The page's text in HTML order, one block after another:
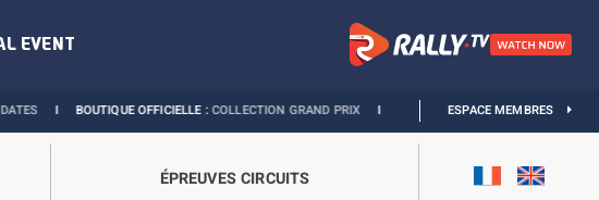
BOUTIQUE OFFICIELLE :COLLECTION GRAND PRIXIEXPOSITION MONACO & L’AUTOMOBILE :
ESPACE MEMBRES
ÉPREUVES CIRCUITS